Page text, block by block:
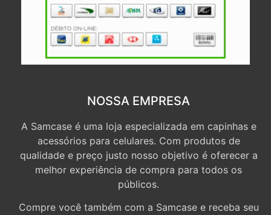
NOSSA EMPRESA
A Samcase é uma loja especializada em capinhas e
acessórios para celulares. Com produtos de
qualidade e preço justo nosso objetivo é oferecer a
melhor experiência de compra para todos os
públicos.
Compre você também com a Samcase e receba seu